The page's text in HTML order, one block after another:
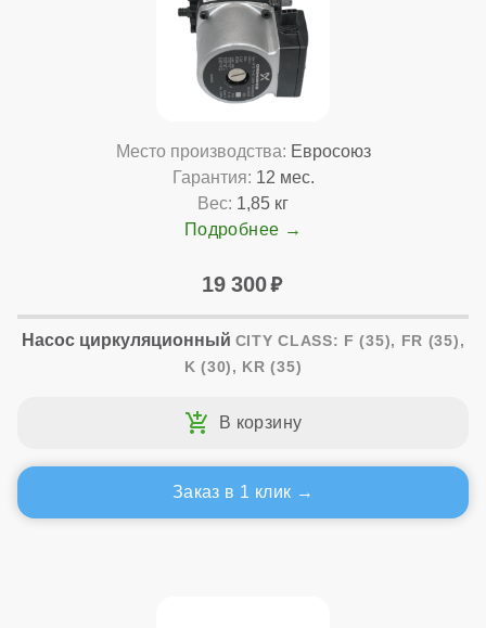
Место производства: Евросоюз
Гарантия: 12 мес.
Вес: 1,85 кг
Подробнее
19 300
Насос циркуляционный CITY CLASS: F (35), FR (35),
K (30), KR (35)
Заказ в 1 клик